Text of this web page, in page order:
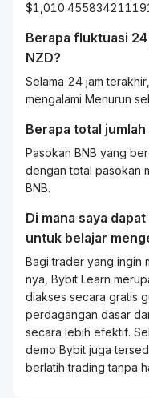
Berapa fluktuasi
NZD?
Selama 24 jam
mengalami Menurun
Berapa total
Pasokan BNB yang
dengan total pasokan
BNB.
Di mana saya
untuk belajar
Bagi trader yang ingin
nya, Bybit Learn
diakses secara gratis
perdagangan dasar
secara lebih efektif.
demo Bybit juga
berlatihtradingtanpa